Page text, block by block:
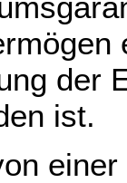
der
ist.